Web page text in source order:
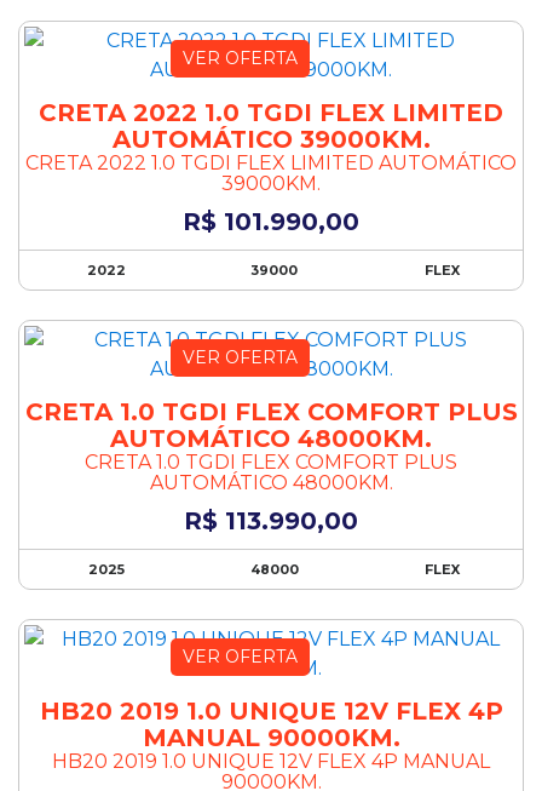
Bluetooth
Brake Light
Câmbio Dualogic
Câmera de ré
Capota marítima
CD e MP3 Player
CD Player
Chave presencial
Controle automático de velocidade
Controle de tração
Desembaçador traseiro
Direção Elétrica
Direção hidráulica
DVD Player
Entrada USB
Espelhamento da tela do celular
Farol de Milha
Farol de Neblina
Farol de xenônio
VER OFERTA
CRETA 2022 1.0 TGDI FLEX LIMITED
AUTOMÁTICO 39000KM.
CRETA 2022 1.0 TGDI FLEX LIMITED AUTOMÁTICO
39000KM.
R$ 101.990,00
2022 39000 FLEX
VER OFERTA
CRETA 1.0 TGDI FLEX COMFORT PLUS
AUTOMÁTICO 48000KM.
CRETA 1.0 TGDI FLEX COMFORT PLUS
AUTOMÁTICO 48000KM.
R$ 113.990,00
2025 48000 FLEX
VER OFERTA
HB20 2019 1.0 UNIQUE 12V FLEX 4P
MANUAL 90000KM.
HB20 2019 1.0 UNIQUE 12V FLEX 4P MANUAL
90000KM.